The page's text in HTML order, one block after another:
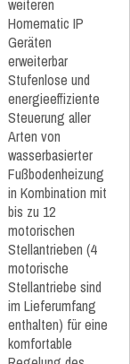
weiteren
Homematic IP
Geräten
erweiterbar
Stufenlose und
energieeffiziente
Steuerung aller
Arten von
wasserbasierter
Fußbodenheizung
in Kombination mit
bis zu 12
motorischen
Stellantrieben (4
motorische
Stellantriebe sind
im Lieferumfang
enthalten) für eine
komfortable